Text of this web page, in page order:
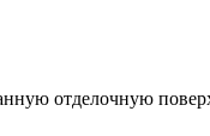
отделочную